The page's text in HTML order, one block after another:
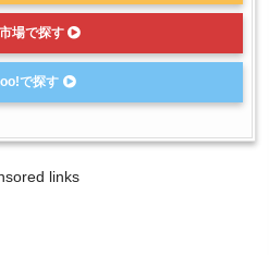
場で探す
で探す
links